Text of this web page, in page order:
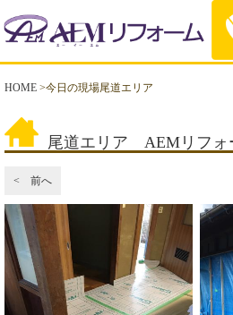
HOME >今日の現場尾道エリア
尾道エリア AEMリフォ
< 前へ